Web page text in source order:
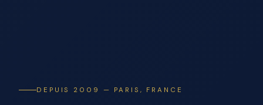
DEPUIS 2009 — PARIS, FRANCE